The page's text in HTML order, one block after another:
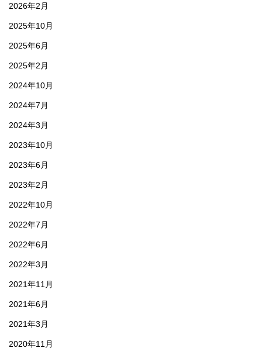
2026年2月
2025年10月
2025年6月
2025年2月
2024年10月
2024年7月
2024年3月
2023年10月
2023年6月
2023年2月
2022年10月
2022年7月
2022年6月
2022年3月
2021年11月
2021年6月
2021年3月
2020年11月